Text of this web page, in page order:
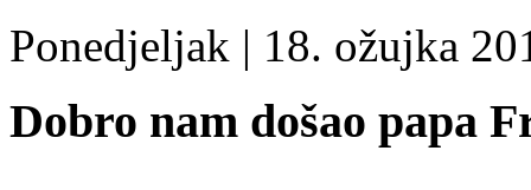
Ponedjeljak | 18. ožujka
Dobro nam došao papa